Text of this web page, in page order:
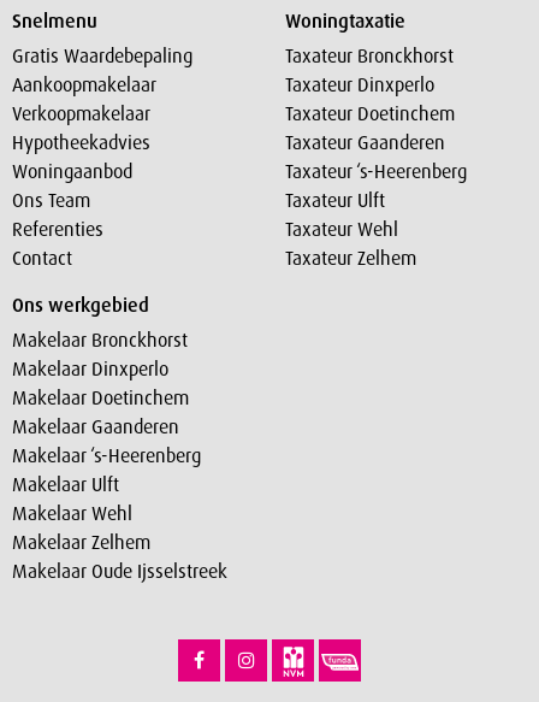
Snelmenu
Gratis Waardebepaling
Aankoopmakelaar
Verkoopmakelaar
Hypotheekadvies
Woningaanbod
Ons Team
Referenties
Contact
Woningtaxatie
Taxateur Bronckhorst
Taxateur Dinxperlo
Taxateur Doetinchem
Taxateur Gaanderen
Taxateur ‘s-Heerenberg
Taxateur Ulft
Taxateur Wehl
Taxateur Zelhem
Ons werkgebied
Makelaar Bronckhorst
Makelaar Dinxperlo
Makelaar Doetinchem
Makelaar Gaanderen
Makelaar ‘s-Heerenberg
Makelaar Ulft
Makelaar Wehl
Makelaar Zelhem
Makelaar Oude Ijsselstreek